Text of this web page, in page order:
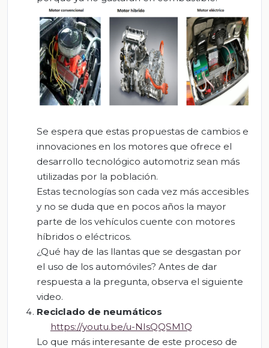
Se espera que estas propuestas de cambios e
innovaciones en los motores que ofrece el
desarrollo tecnológico automotriz sean más
utilizadas por la población.
Estas tecnologías son cada vez más accesibles
y no se duda que en pocos años la mayor
parte de los vehículos cuente con motores
híbridos o eléctricos.
¿Qué hay de las llantas que se desgastan por
el uso de los automóviles? Antes de dar
respuesta a la pregunta, observa el siguiente
video.
Reciclado de neumáticos
https://youtu.be/u-NIsQQSM1Q
Lo que más interesante de este proceso de